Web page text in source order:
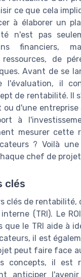
ce que cela
à élaborer un
n'est pas
financiers,
de
Avant de se
l'évaluation, il
de rentabilité. Il
d'une entreprise
à
mesurer cette
? Voilà
chef de
clés
clés de
(TRI). Le
que le TRI aide à
il est
peut faire face
concepts, il est
anticiper